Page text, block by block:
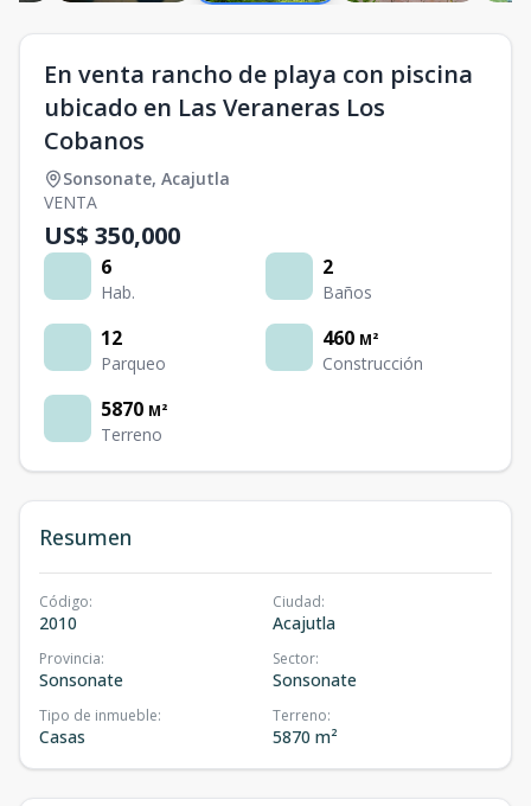
En venta rancho de playa con piscina
ubicado en Las Veraneras Los
Cobanos
Sonsonate, Acajutla
VENTA
US$ 350,000
6
Hab.
2
Baños
12
Parqueo
460 M²
Construcción
5870 M²
Terreno
Resumen
Código:
2010
Ciudad:
Acajutla
Provincia:
Sonsonate
Sector:
Sonsonate
Tipo de inmueble:
Casas
Terreno:
5870 m²